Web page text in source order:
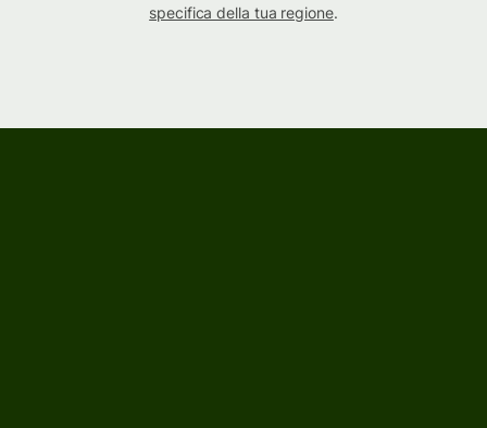
specifica della tua regione.